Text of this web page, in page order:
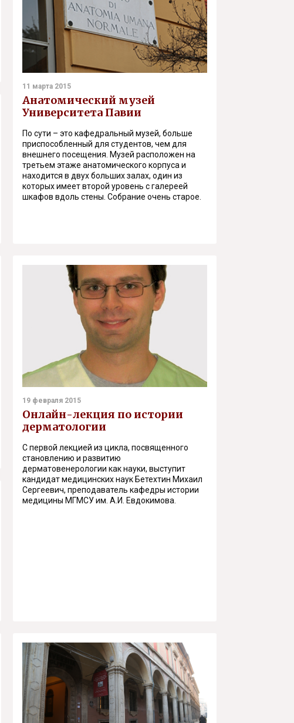
11 марта 2015
Анатомический музей
Университета Павии
По сути – это кафедральный музей, больше
приспособленный для студентов, чем для
внешнего посещения. Музей расположен на
третьем этаже анатомического корпуса и
находится в двух больших залах, один из
которых имеет второй уровень с галереей
шкафов вдоль стены. Собрание очень старое.
19 февраля 2015
Онлайн-лекция по истории
дерматологии
С первой лекцией из цикла, посвященного
становлению и развитию
дерматовенерологии как науки, выступит
кандидат медицинских наук Бетехтин Михаил
Сергеевич, преподаватель кафедры истории
медицины МГМСУ им. А.И. Евдокимова.